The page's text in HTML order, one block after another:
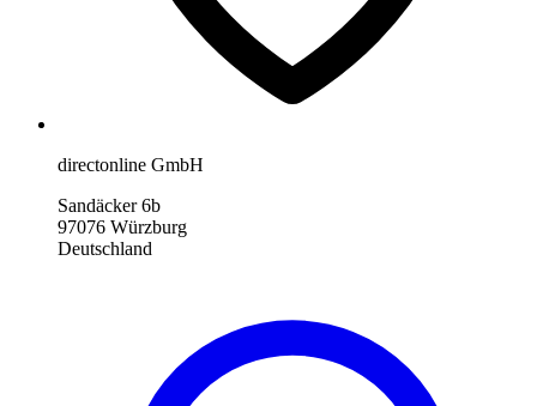
directonline GmbH
Sandäcker 6b
97076 Würzburg
Deutschland